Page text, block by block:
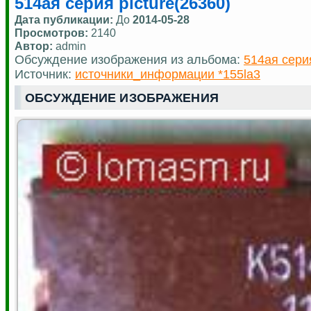
Дата публикации: До 2014-05-28
Просмотров: 2140
Автор: admin
Обсуждение изображения из альбома: 514ая
Источник: источники_информации *155la3
ОБСУЖДЕНИЕ ИЗОБРАЖЕНИЯ